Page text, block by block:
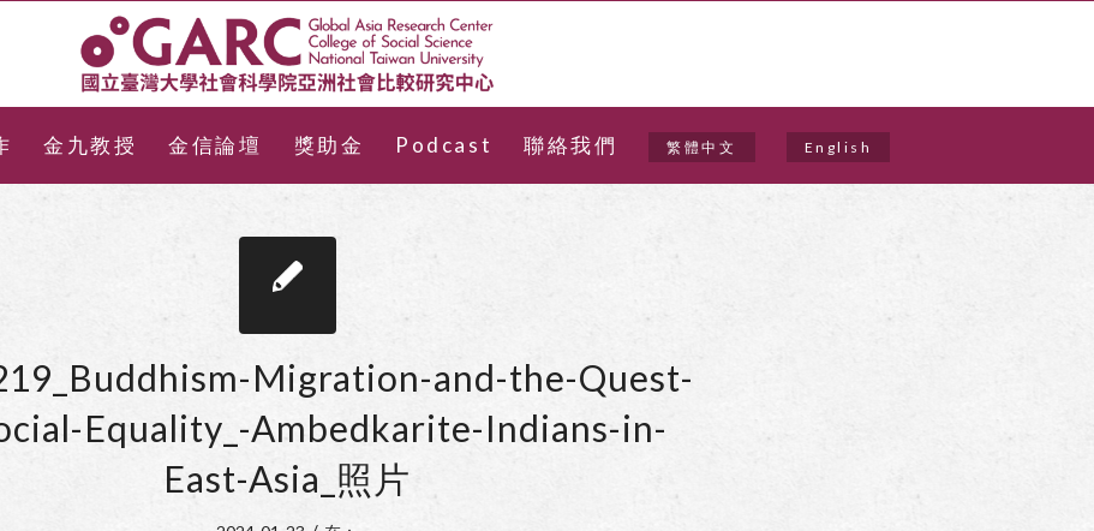
金九教授 金信論壇 獎助金 Podcast 聯絡我們 繁體中文 English
Migration-and-the-Quest-
Equality_-Ambedkarite-Indians-in-
East-Asia_照片